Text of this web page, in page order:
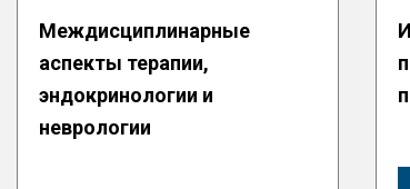
Междисциплинарные
аспекты терапии,
эндокринологии и
неврологии